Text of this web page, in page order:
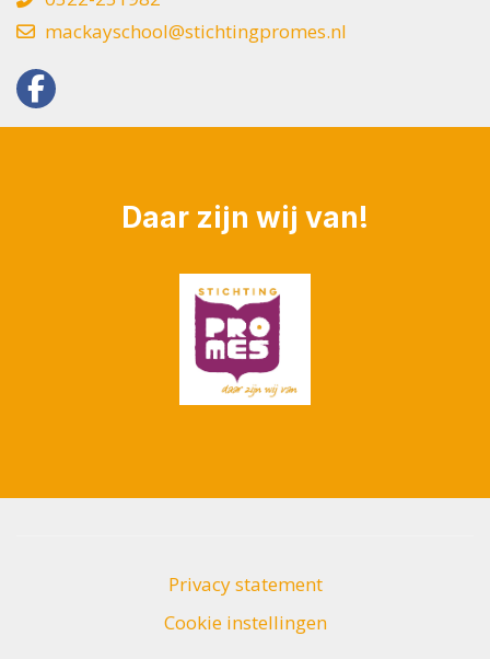
mackayschool@stichtingpromes.nl
Daar zijn wij van!
Privacy statement
Cookie instellingen